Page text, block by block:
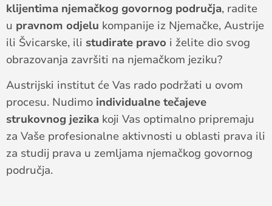
klijentima njemačkog govornog područja, radite
u pravnom odjelu kompanije iz Njemačke, Austrije
ili Švicarske, ili studirate pravo i želite dio svog
obrazovanja završiti na njemačkom jeziku?
Austrijski institut će Vas rado podržati u ovom
procesu. Nudimo individualne tečajeve
strukovnog jezika koji Vas optimalno pripremaju
za Vaše profesionalne aktivnosti u oblasti prava ili
za studij prava u zemljama njemačkog govornog
područja.